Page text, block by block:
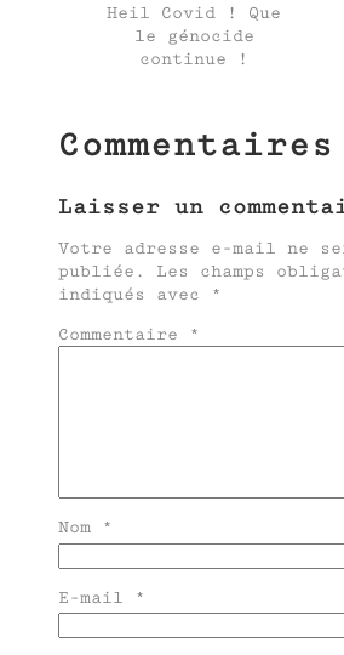
Heil Covid ! Que
le génocide
continue !
Commentaires
Laisser un
Votre adresse e-mail ne
publiée.
Les champs
indiqués avec
*
Commentaire
*
Nom *
E-mail *